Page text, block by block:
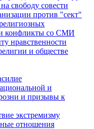
свободу совести
против "сект"
конфликты со СМИ
нравственности
и обществе
и
и призывы к
экстремизму
отношения